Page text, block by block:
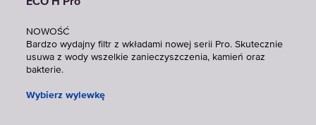
NOWOŚĆ
Bardzo wydajny filtr z wkładami nowej serii Pro. Skutecznie
usuwa z wody wszelkie zanieczyszczenia, kamień oraz
bakterie.
Wybierz wylewkę